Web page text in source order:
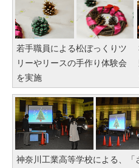
若手職員による松ぼっくりツ
リーやリースの手作り体験会
を実施
神奈川工業高等学校による、